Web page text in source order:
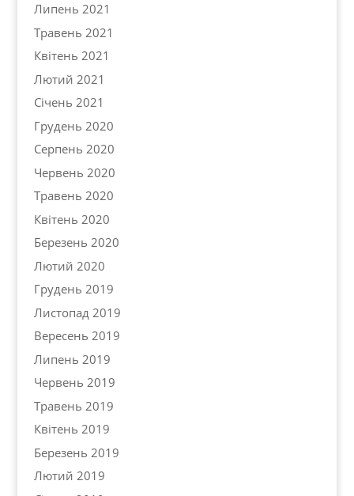
Липень 2021
Травень 2021
Квітень 2021
Лютий 2021
Січень 2021
Грудень 2020
Серпень 2020
Червень 2020
Травень 2020
Квітень 2020
Березень 2020
Лютий 2020
Грудень 2019
Листопад 2019
Вересень 2019
Липень 2019
Червень 2019
Травень 2019
Квітень 2019
Березень 2019
Лютий 2019